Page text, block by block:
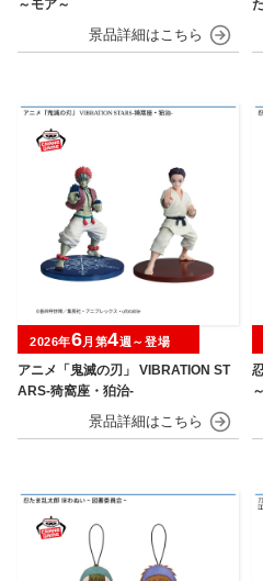
～モア～
アニメ「鬼滅の刃」 VIBRATION ST
ARS-猗窩座・狛治-
2026年6月第4週～登場
～